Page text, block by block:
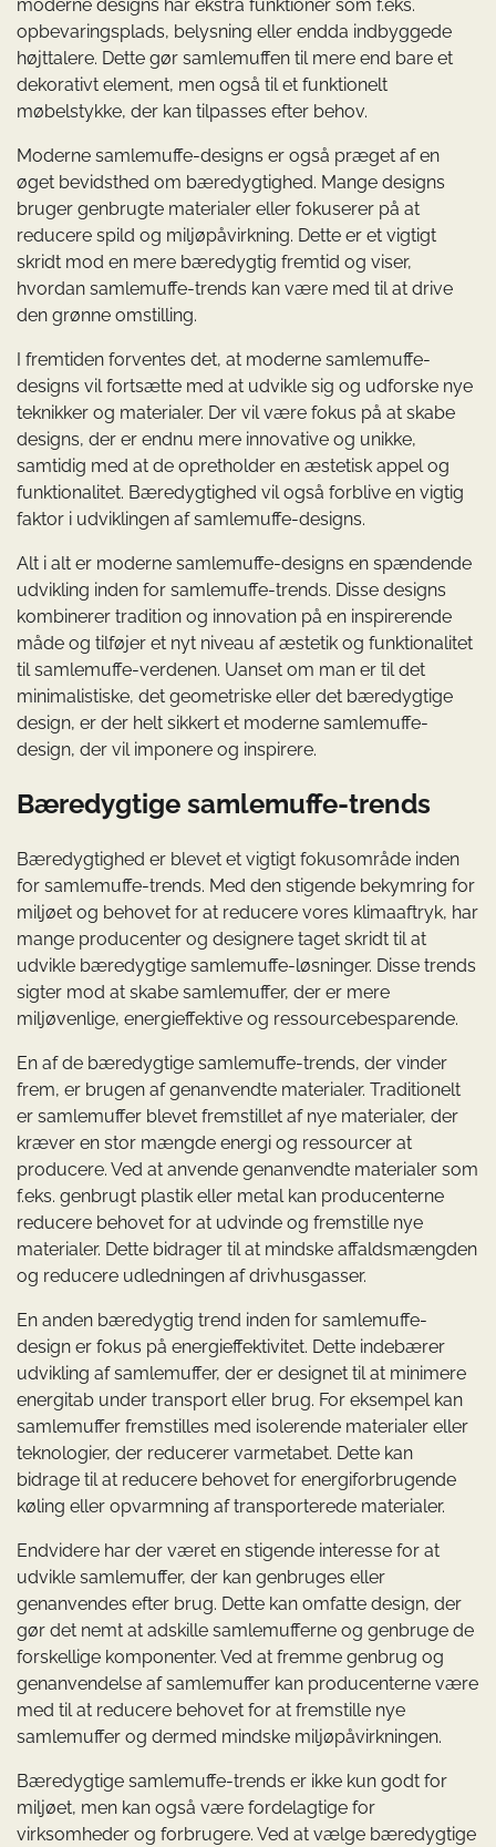
moderne designs har ekstra funktioner som f.eks.
opbevaringsplads, belysning eller endda indbyggede
højttalere. Dette gør samlemuffen til mere end bare et
dekorativt element, men også til et funktionelt
møbelstykke, der kan tilpasses efter behov.
Moderne samlemuffe-designs er også præget af en
øget bevidsthed om bæredygtighed. Mange designs
bruger genbrugte materialer eller fokuserer på at
reducere spild og miljøpåvirkning. Dette er et vigtigt
skridt mod en mere bæredygtig fremtid og viser,
hvordan samlemuffe-trends kan være med til at drive
den grønne omstilling.
I fremtiden forventes det, at moderne samlemuffe-
designs vil fortsætte med at udvikle sig og udforske nye
teknikker og materialer. Der vil være fokus på at skabe
designs, der er endnu mere innovative og unikke,
samtidig med at de opretholder en æstetisk appel og
funktionalitet. Bæredygtighed vil også forblive en vigtig
faktor i udviklingen af samlemuffe-designs.
Alt i alt er moderne samlemuffe-designs en spændende
udvikling inden for samlemuffe-trends. Disse designs
kombinerer tradition og innovation på en inspirerende
måde og tilføjer et nyt niveau af æstetik og funktionalitet
til samlemuffe-verdenen. Uanset om man er til det
minimalistiske, det geometriske eller det bæredygtige
design, er der helt sikkert et moderne samlemuffe-
design, der vil imponere og inspirere.
Bæredygtige samlemuffe-trends
Bæredygtighed er blevet et vigtigt fokusområde inden
for samlemuffe-trends. Med den stigende bekymring for
miljøet og behovet for at reducere vores klimaaftryk, har
mange producenter og designere taget skridt til at
udvikle bæredygtige samlemuffe-løsninger. Disse trends
sigter mod at skabe samlemuffer, der er mere
miljøvenlige, energieffektive og ressourcebesparende.
En af de bæredygtige samlemuffe-trends, der vinder
frem, er brugen af genanvendte materialer. Traditionelt
er samlemuffer blevet fremstillet af nye materialer, der
kræver en stor mængde energi og ressourcer at
producere. Ved at anvende genanvendte materialer som
f.eks. genbrugt plastik eller metal kan producenterne
reducere behovet for at udvinde og fremstille nye
materialer. Dette bidrager til at mindske affaldsmængden
og reducere udledningen af drivhusgasser.
En anden bæredygtig trend inden for samlemuffe-
design er fokus på energieffektivitet. Dette indebærer
udvikling af samlemuffer, der er designet til at minimere
energitab under transport eller brug. For eksempel kan
samlemuffer fremstilles med isolerende materialer eller
teknologier, der reducerer varmetabet. Dette kan
bidrage til at reducere behovet for energiforbrugende
køling eller opvarmning af transporterede materialer.
Endvidere har der været en stigende interesse for at
udvikle samlemuffer, der kan genbruges eller
genanvendes efter brug. Dette kan omfatte design, der
gør det nemt at adskille samlemufferne og genbruge de
forskellige komponenter. Ved at fremme genbrug og
genanvendelse af samlemuffer kan producenterne være
med til at reducere behovet for at fremstille nye
samlemuffer og dermed mindske miljøpåvirkningen.
Bæredygtige samlemuffe-trends er ikke kun godt for
miljøet, men kan også være fordelagtige for
virksomheder og forbrugere. Ved at vælge bæredygtige